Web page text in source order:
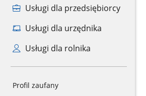
Usługi dla przedsiębiorcy
Usługi dla urzędnika
Usługi dla rolnika
Profil zaufany